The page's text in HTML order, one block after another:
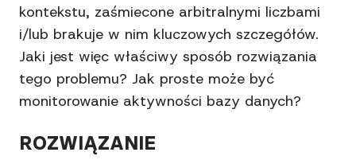
kontekstu, zaśmiecone arbitralnymi liczbami
i/lub brakuje w nim kluczowych szczegółów.
Jaki jest więc właściwy sposób rozwiązania
tego problemu? Jak proste może być
monitorowanie aktywności bazy danych?
ROZWIĄZANIE